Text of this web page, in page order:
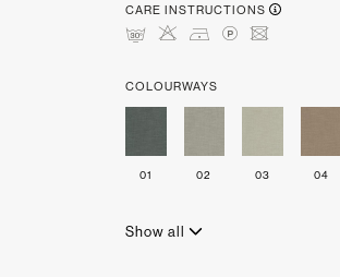
CARE INSTRUCTIONS
mHDLU
COLOURWAYS
01 02 03 04
Show all